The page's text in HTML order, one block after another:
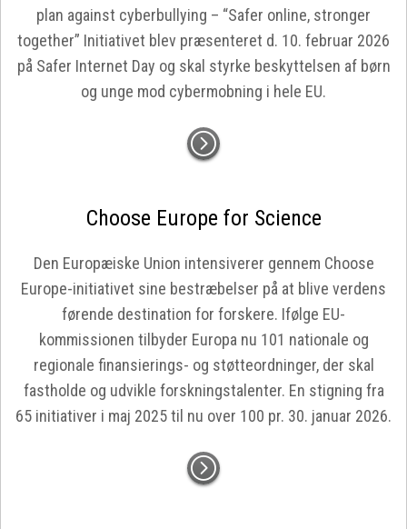
plan against cyberbullying – “Safer online, stronger
together” Initiativet blev præsenteret d. 10. februar 2026
på Safer Internet Day og skal styrke beskyttelsen af børn
og unge mod cybermobning i hele EU.
Choose Europe for Science
Den Europæiske Union intensiverer gennem Choose
Europe-initiativet sine bestræbelser på at blive verdens
førende destination for forskere. Ifølge EU-
kommissionen tilbyder Europa nu 101 nationale og
regionale finansierings- og støtteordninger, der skal
fastholde og udvikle forskningstalenter. En stigning fra
65 initiativer i maj 2025 til nu over 100 pr. 30. januar 2026.